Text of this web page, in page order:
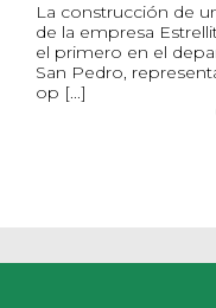
La construcción de
de la empresa
el primero en el
San Pedro,
op [...]